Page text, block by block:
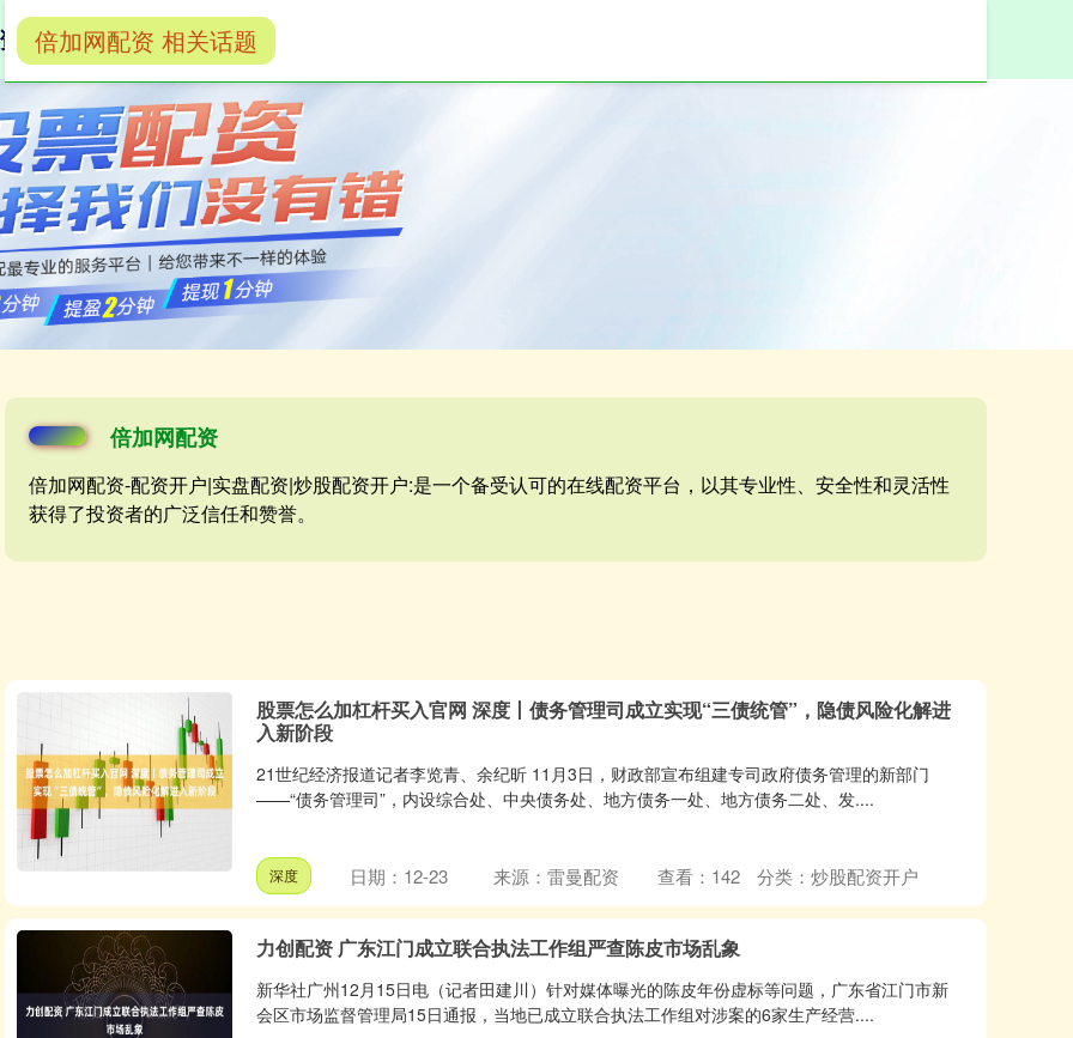
配资开户 实盘配资 炒股配资开户
倍加网配资
倍加网配资-配资开户|实盘配资|炒股配资开户:是一个备受认可的在线配资平台，以其专业性、安全性和灵活性
获得了投资者的广泛信任和赞誉。
倍加网配资 相关话题
股票怎么加杠杆买入官网 深度丨债务管理司成立实现“三债统管”，隐债风险化解进
入新阶段
21世纪经济报道记者李览青、余纪昕 11月3日，财政部宣布组建专司政府债务管理的新部门
——“债务管理司”，内设综合处、中央债务处、地方债务一处、地方债务二处、发....
深度 日期：12-23 来源：雷曼配资 查看： 142 分类： 炒股配资开户
力创配资 广东江门成立联合执法工作组严查陈皮市场乱象
新华社广州12月15日电（记者田建川）针对媒体曝光的陈皮年份虚标等问题，广东省江门市新
会区市场监督管理局15日通报，当地已成立联合执法工作组对涉案的6家生产经营....